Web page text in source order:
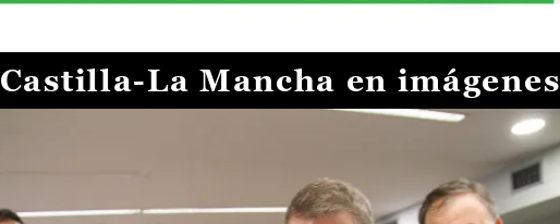
Castilla-La Mancha en imágenes